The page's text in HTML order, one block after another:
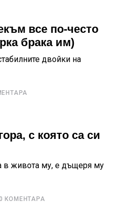
все по-често
брака им)
двойки на
с която са си
в живота му, е дъщеря му
КОМЕНТАРА